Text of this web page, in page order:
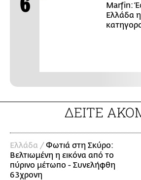
Marfin:
Ελλάδα
ΔΕΙΤΕ
Ελλάδα /Φωτιά στη Σκύρο:
Βελτιωμένη η εικόνα από το
πύρινο μέτωπο - Συνελήφθη
63χρονη